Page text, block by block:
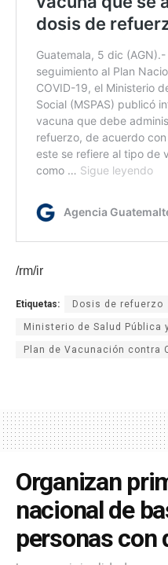
/rm/ir
Etiquetas: Dosis de refuerzo
Ministerio de Salud Pública
Plan de Vacunación contra
Organizan
nacional de
personas con